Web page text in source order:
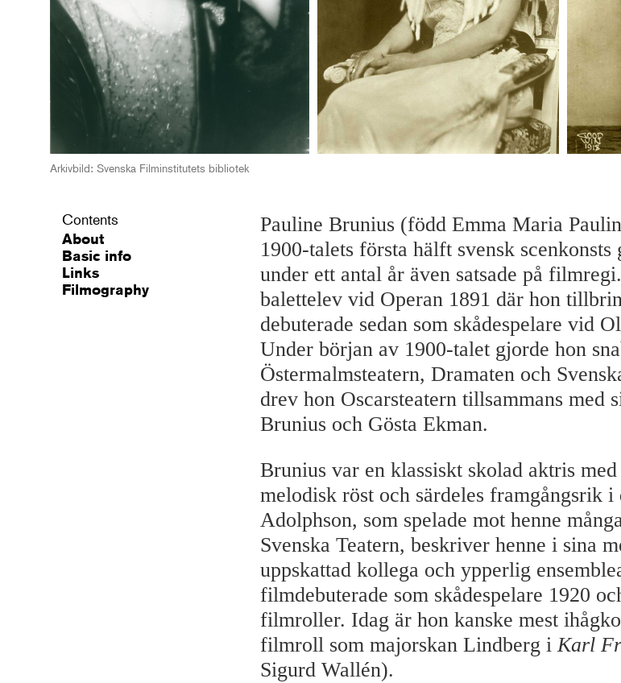
Arkivbild: Svenska Filminstitutets bibliotek
Contents
About
Basic info
Links
Filmography
Pauline Brunius (född Emma Maria
1900-talets första hälft svensk
under ett antal år även satsade på
balettelev vid Operan 1891 där hon
debuterade sedan som skådespelare vid
Under början av 1900-talet gjorde hon
Östermalmsteatern, Dramaten och
drev hon Oscarsteatern tillsammans med
Brunius och Gösta Ekman.
Brunius var en klassiskt skolad aktris
melodisk röst och särdeles framgångsrik
Adolphson, som spelade mot henne
Svenska Teatern, beskriver henne i sina
uppskattad kollega och ypperlig
filmdebuterade som skådespelare 1920
filmroller. Idag är hon kanske mest
filmroll som majorskan Lindberg iKarl
Sigurd Wallén).